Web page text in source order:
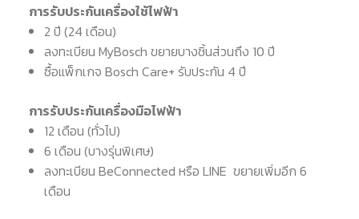
การรับประกันเครื่องใช้ไฟฟ้า
2 ปี (24 เดือน)
ลงทะเบียน MyBosch ขยายบางชิ้นส่วนถึง 10 ปี
ซื้อแพ็กเกจ Bosch Care+ รับประกัน 4 ปี
การรับประกันเครื่องมือไฟฟ้า
12 เดือน (ทั่วไป)
6 เดือน (บางรุ่นพิเศษ)
ลงทะเบียน BeConnected หรือ LINE ขยายเพิ่มอีก 6
เดือน